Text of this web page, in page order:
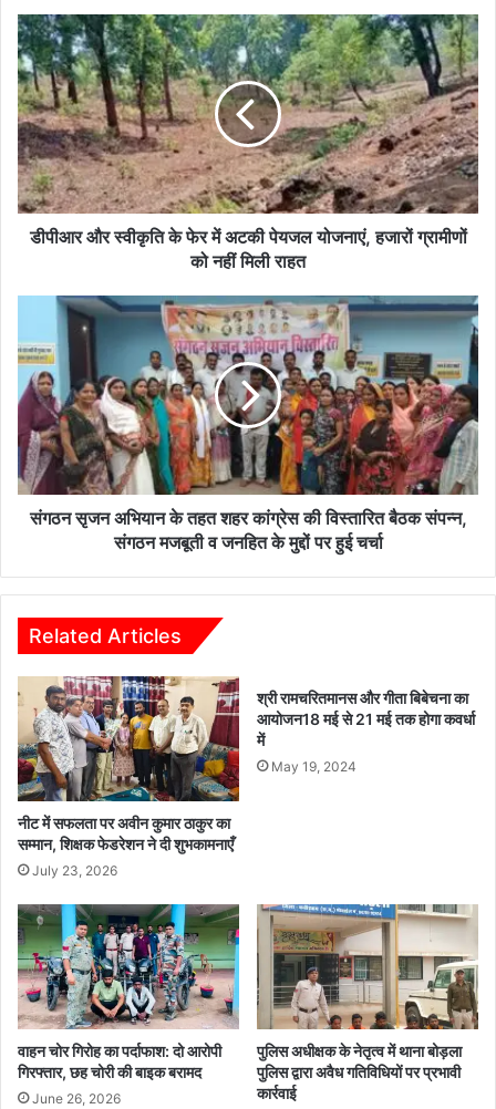
डीपीआर
और
स्वीकृति
के
फेर
में
अटकी
पेयजल
योजनाएं,
हजारों
राहत
डीपीआर और स्वीकृति के फेर में अटकी पेयजल योजनाएं, हजारों ग्रामीणों
को नहीं मिली राहत
अभियान
तहत
शहर
कांग्रेस
की
विस्तारित
बैठक
जनहित
के
मुद्दों
पर
चर्चा
संगठन सृजन अभियान के तहत शहर कांग्रेस की विस्तारित बैठक संपन्न,
संगठन मजबूती व जनहित के मुद्दों पर हुई चर्चा
Related Articles
नीट में सफलता पर अवीन कुमार ठाकुर का
सम्मान, शिक्षक फेडरेशन ने दी शुभकामनाएँ
July 23, 2026
श्री रामचरितमानस और गीता बिबेचना का
आयोजन18 मई से 21 मई तक होगा कवर्धा
में
May 19, 2024
वाहन चोर गिरोह का पर्दाफाश: दो आरोपी
गिरफ्तार, छह चोरी की बाइक बरामद
June 26, 2026
पुलिस अधीक्षक के नेतृत्व में थाना बोड़ला
पुलिस द्वारा अवैध गतिविधियों पर प्रभावी
कार्रवाई